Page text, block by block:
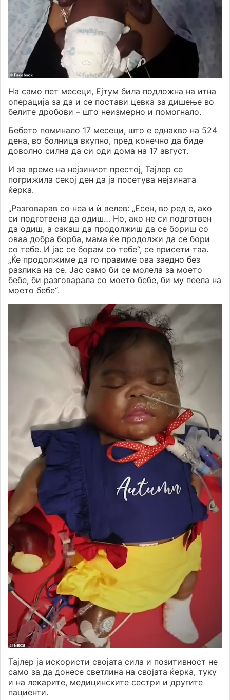
На само пет месеци, Ејтум била подложна на итна
операција за да и се постави цевка за дишење во
белите дробови – што неизмерно и помогнало.
Бебето поминало 17 месеци, што е еднакво на 524
дена, во болница вкупно, пред конечно да биде
доволно силна да си оди дома на 17 август.
И за време на нејзиниот престој, Тајлер се
погрижила секој ден да ја посетува нејзината
ќерка.
„Разговарав со неа и ѝ велев: „Есен, во ред е, ако
си подготвена да одиш… Но, ако не си подготвен
да одиш, а сакаш да продолжиш да се бориш со
оваа добра борба, мама ќе продолжи да се бори
со тебе. И јас се борам со тебе“, се присети таа.
„Ќе продолжиме да го правиме ова заедно без
разлика на се. Јас само би се молела за моето
бебе, би разговарала со моето бебе, би му пеела на
моето бебе“.
Тајлер ја искористи својата сила и позитивност не
само за да донесе светлина на својата ќерка, туку
и на лекарите, медицинските сестри и другите
пациенти.